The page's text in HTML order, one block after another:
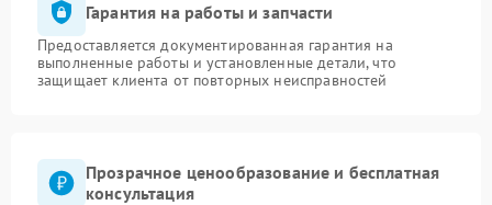
Гарантия на работы и запчасти
Предоставляется документированная гарантия на
выполненные работы и установленные детали, что
защищает клиента от повторных неисправностей
Прозрачное ценообразование и бесплатная
консультация